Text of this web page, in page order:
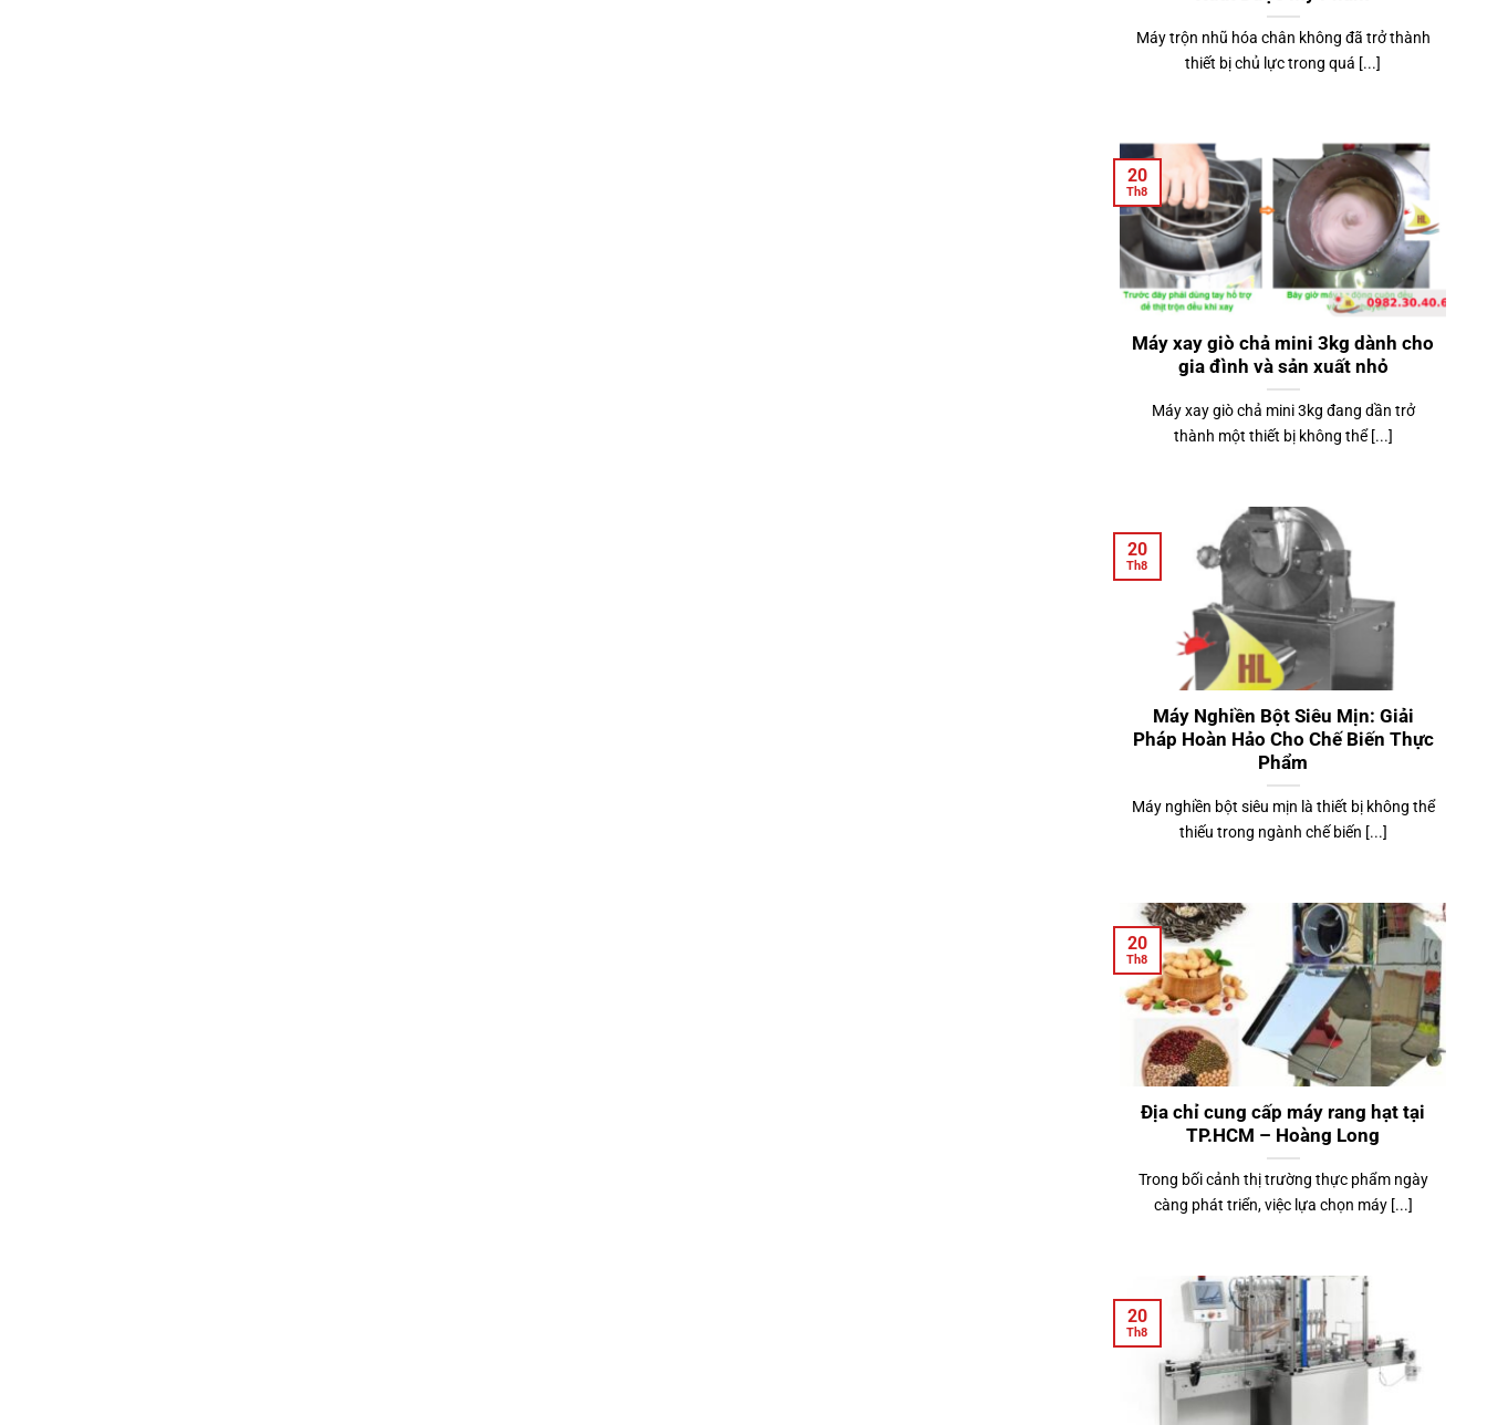
Máy trộn nhũ hóa chân không đã trở thành
thiết bị chủ lực trong quá [...]
Máy xay giò chả mini 3kg dành cho
gia đình và sản xuất nhỏ
Máy xay giò chả mini 3kg đang dần trở
thành một thiết bị không thể [...]
20
Th8
Máy Nghiền Bột Siêu Mịn: Giải
Pháp Hoàn Hảo Cho Chế Biến Thực
Phẩm
Máy nghiền bột siêu mịn là thiết bị không thể
thiếu trong ngành chế biến [...]
20
Th8
Địa chỉ cung cấp máy rang hạt tại
TP.HCM – Hoàng Long
Trong bối cảnh thị trường thực phẩm ngày
càng phát triển, việc lựa chọn máy [...]
20
Th8
20
Th8